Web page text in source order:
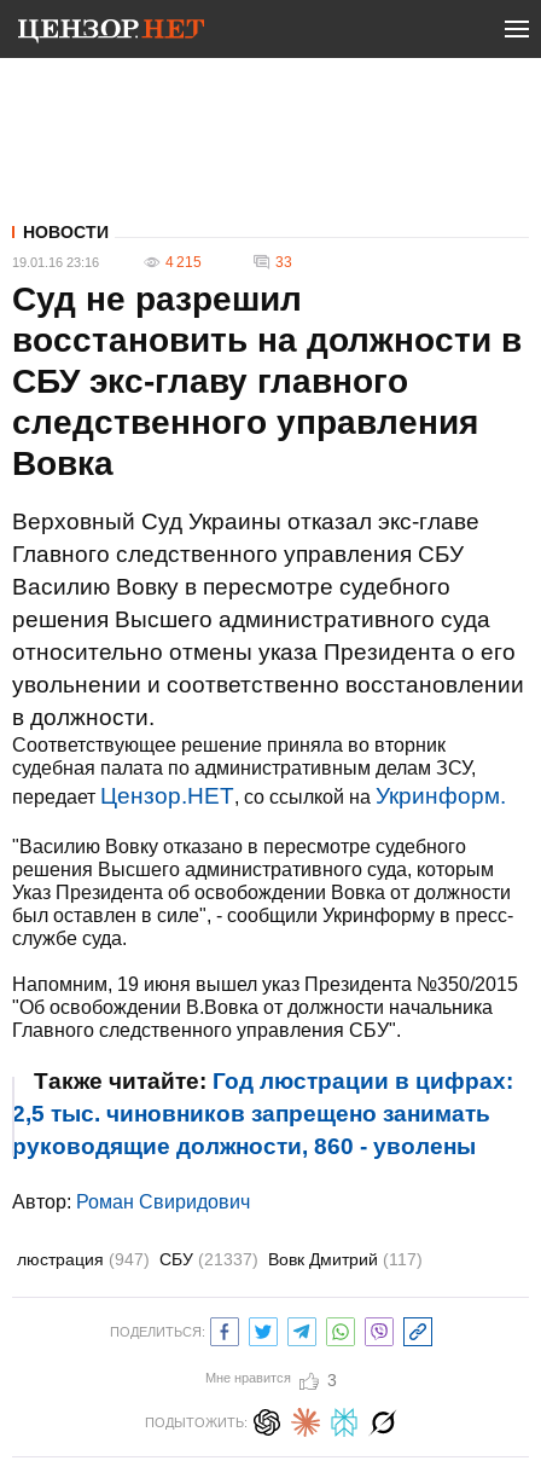
НОВОСТИ
19.01.16 23:16 4 215 33
Суд не разрешил
восстановить на должности в
СБУ экс-главу главного
следственного управления
Вовка
Верховный Суд Украины отказал экс-главе
Главного следственного управления СБУ
Василию Вовку в пересмотре судебного
решения Высшего административного суда
относительно отмены указа Президента о его
увольнении и соответственно восстановлении
в должности.
Соответствующее решение приняла во вторник
судебная палата по административным делам ЗСУ,
передает Цензор.НЕТ, со ссылкой на Укринформ.
"Василию Вовку отказано в пересмотре судебного
решения Высшего административного суда, которым
Указ Президента об освобождении Вовка от должности
был оставлен в силе", - сообщили Укринформу в пресс-
службе суда.
Напомним, 19 июня вышел указ Президента №350/2015
"Об освобождении В.Вовка от должности начальника
Главного следственного управления СБУ".
Также читайте: Год люстрации в цифрах:
2,5 тыс. чиновников запрещено занимать
руководящие должности, 860 - уволены
Автор: Роман Свиридович
люстрация (947) СБУ (21337) Вовк Дмитрий (117)
ПОДЕЛИТЬСЯ:
Мне нравится 3
ПОДЫТОЖИТЬ: